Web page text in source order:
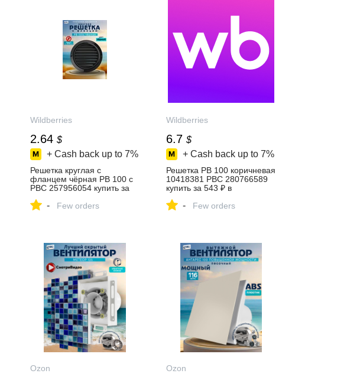
Wildberries
2.64 $
+ Cash back up to 7%
Решетка круглая с
фланцем чёрная РВ 100 с
РВС 257956054 купить за
Wildberries
- Few orders
Wildberries
6.7 $
+ Cash back up to 7%
Решетка РВ 100 коричневая
10418381 РВС 280766589
купить за 543 ₽ в
Wildberries
- Few orders
Ozon Ozon